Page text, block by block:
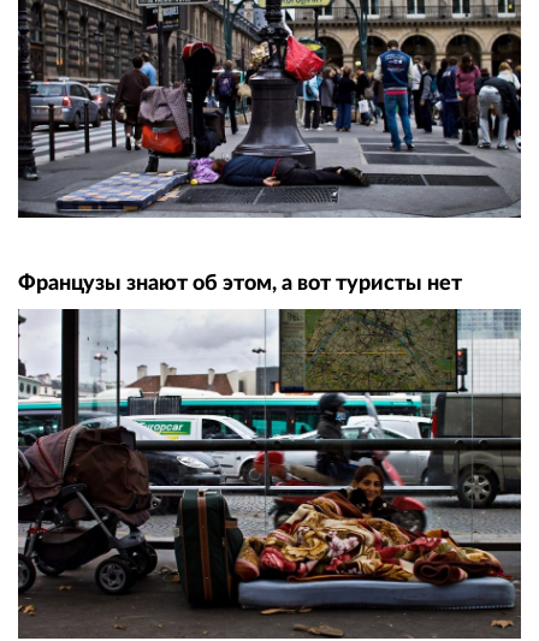
Французы знают об этом, а вот туристы нет